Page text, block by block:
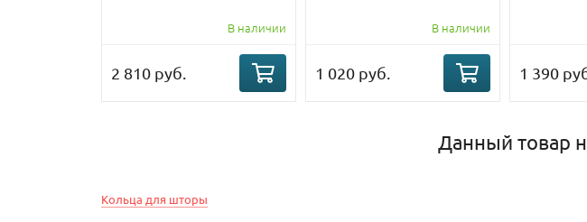
В наличии
2 810 руб.
В наличии
1 020 руб. 1 390
Данный товар
Кольца для шторы